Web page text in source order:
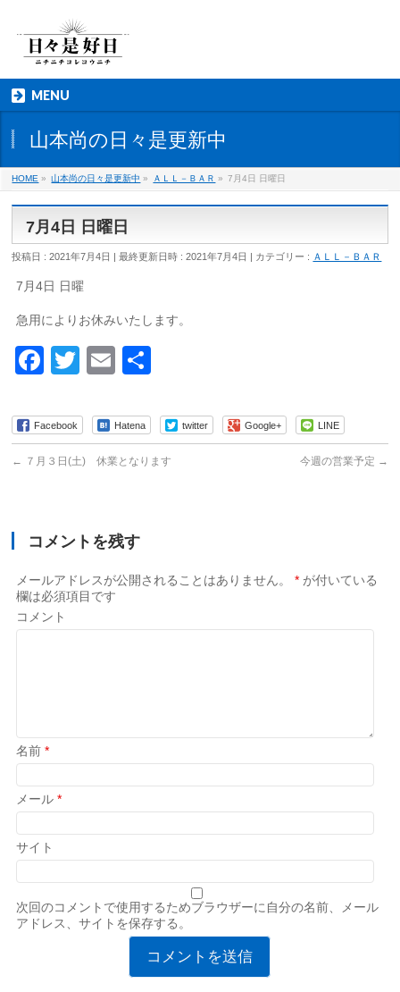
MENU
山本尚の日々是更新中
HOME » 山本尚の日々是更新中 » ＡＬＬ－ＢＡＲ » 7月4日 日曜日
7月4日 日曜日
投稿日 : 2021年7月4日 最終更新日時 : 2021年7月4日 カテゴリー : ＡＬＬ－ＢＡＲ
7月4日 日曜
急用によりお休みいたします。
Facebook
TwitterEmail
Facebook Hatena twitter Google+ LINE
← ７月３日(土) 休業となります 今週の営業予定 →
コメントを残す
メールアドレスが公開されることはありません。 * が付いている
欄は必須項目です
コメント
名前*
メール*
サイト
次回のコメントで使用するためブラウザーに自分の名前、メール
アドレス、サイトを保存する。